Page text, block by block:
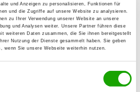
und Anzeigen zu personalisieren, Funktionen für
und die Zugriffe auf unsere Website zu analysieren.
zu Ihrer Verwendung unserer Website an unsere
und Analysen weiter. Unsere Partner führen diese
weiteren Daten zusammen, die Sie ihnen bereitgestellt
Nutzung der Dienste gesammelt haben. Sie geben
wenn Sie unsere Webseite weiterhin nutzen.
Details
28a
Details